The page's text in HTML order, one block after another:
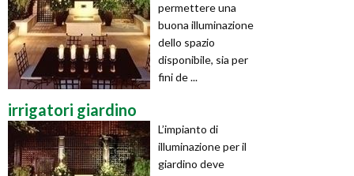
permettere una
buona illuminazione
dello spazio
disponibile, sia per
fini de ...
irrigatori giardino
L’impianto di
illuminazione per il
giardino deve